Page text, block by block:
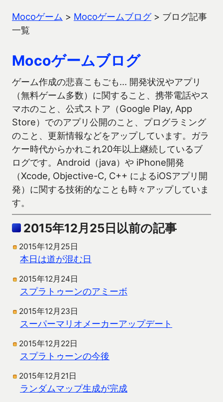
Mocoゲーム > Mocoゲームブログ> ブログ記事
一覧
Mocoゲームブログ
ゲーム作成の悲喜こもごも… 開発状況やアプリ
（無料ゲーム多数）に関すること、携帯電話やス
マホのこと、公式ストア（Google Play, App
Store）でのアプリ公開のこと、プログラミング
のこと、更新情報などをアップしています。ガラ
ケー時代からかれこれ20年以上継続しているブ
ログです。Android（java）や iPhone開発
（Xcode, Objective-C, C++ によるiOSアプリ開
発）に関する技術的なことも時々アップしていま
す。
2015年12月25日以前の記事
2015年12月25日
本日は道が混む日
2015年12月24日
スプラトゥーンのアミーボ
2015年12月23日
スーパーマリオメーカーアップデート
2015年12月22日
スプラトゥーンの今後
2015年12月21日
ランダムマップ生成が完成